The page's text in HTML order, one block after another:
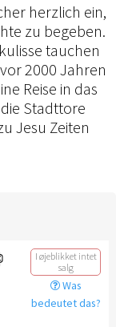
herzlich ein,
zu begeben.
tauchen
2000 Jahren
Reise in das
Stadttore
Jesu Zeiten
I øjeblikket intet
salg
Was
bedeutet das?